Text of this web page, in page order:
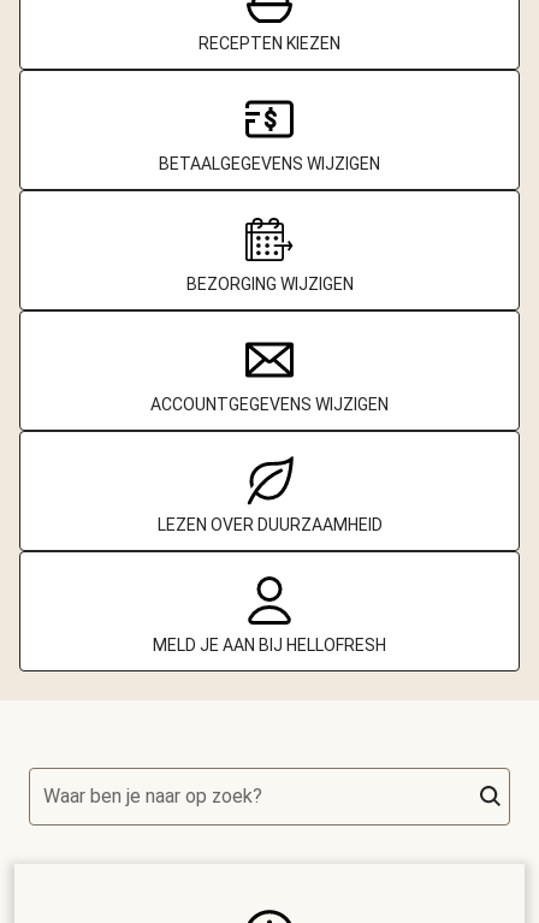
RECEPTEN KIEZEN
BETAALGEGEVENS WIJZIGEN
BEZORGING WIJZIGEN
ACCOUNTGEGEVENS WIJZIGEN
LEZEN OVER DUURZAAMHEID
MELD JE AAN BIJ HELLOFRESH
Waar ben je naar op zoek?